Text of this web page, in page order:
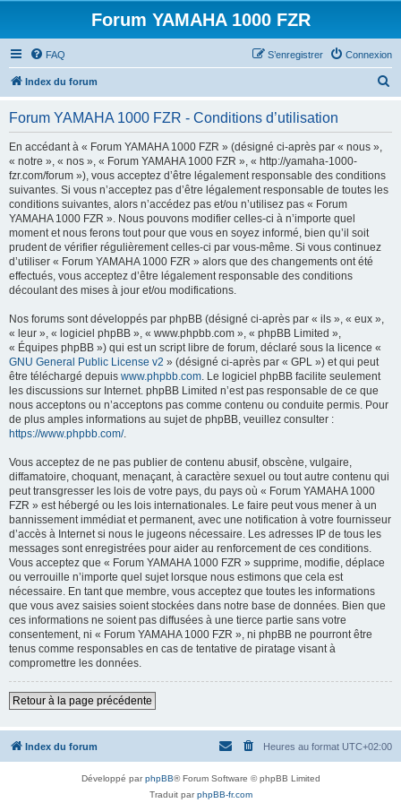
Forum YAMAHA 1000 FZR
FAQ Connexion
S’enregistrer
Index du forum
Forum YAMAHA 1000 FZR - Conditions d’utilisation
En accédant à « Forum YAMAHA 1000 FZR » (désigné ci-après par « nous »,
« notre », « nos », « Forum YAMAHA 1000 FZR », « http://yamaha-1000-
fzr.com/forum »), vous acceptez d’être légalement responsable des conditions
suivantes. Si vous n’acceptez pas d’être légalement responsable de toutes les
conditions suivantes, alors n’accédez pas et/ou n’utilisez pas « Forum
YAMAHA 1000 FZR ». Nous pouvons modifier celles-ci à n’importe quel
moment et nous ferons tout pour que vous en soyez informé, bien qu’il soit
prudent de vérifier régulièrement celles-ci par vous-même. Si vous continuez
d’utiliser « Forum YAMAHA 1000 FZR » alors que des changements ont été
effectués, vous acceptez d’être légalement responsable des conditions
découlant des mises à jour et/ou modifications.
Nos forums sont développés par phpBB (désigné ci-après par « ils », « eux »,
« leur », « logiciel phpBB », « www.phpbb.com », « phpBB Limited »,
« Équipes phpBB ») qui est un script libre de forum, déclaré sous la licence «
GNU General Public License v2 » (désigné ci-après par « GPL ») et qui peut
être téléchargé depuis www.phpbb.com. Le logiciel phpBB facilite seulement
les discussions sur Internet. phpBB Limited n’est pas responsable de ce que
nous acceptons ou n’acceptons pas comme contenu ou conduite permis. Pour
de plus amples informations au sujet de phpBB, veuillez consulter :
https://www.phpbb.com/.
Vous acceptez de ne pas publier de contenu abusif, obscène, vulgaire,
diffamatoire, choquant, menaçant, à caractère sexuel ou tout autre contenu qui
peut transgresser les lois de votre pays, du pays où « Forum YAMAHA 1000
FZR » est hébergé ou les lois internationales. Le faire peut vous mener à un
bannissement immédiat et permanent, avec une notification à votre fournisseur
d’accès à Internet si nous le jugeons nécessaire. Les adresses IP de tous les
messages sont enregistrées pour aider au renforcement de ces conditions.
Vous acceptez que « Forum YAMAHA 1000 FZR » supprime, modifie, déplace
ou verrouille n’importe quel sujet lorsque nous estimons que cela est
nécessaire. En tant que membre, vous acceptez que toutes les informations
que vous avez saisies soient stockées dans notre base de données. Bien que
ces informations ne soient pas diffusées à une tierce partie sans votre
consentement, ni « Forum YAMAHA 1000 FZR », ni phpBB ne pourront être
tenus comme responsables en cas de tentative de piratage visant à
compromettre les données.
Retour à la page précédente
Index du forum Heures au format UTC+02:00
Développé parphpBB® Forum Software © phpBB Limited
Traduit parphpBB-fr.com